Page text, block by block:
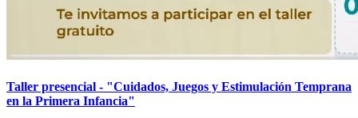
Taller presencial - "Cuidados, Juegos y Estimulación Temprana
en la Primera Infancia"